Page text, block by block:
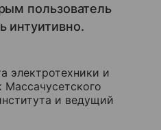
пользователь
интуитивно.
электротехники и
и ведущий